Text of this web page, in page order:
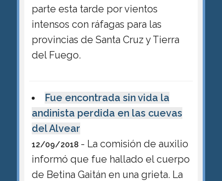
parte esta tarde por vientos
intensos con ráfagas para las
provincias de Santa Cruz y Tierra
del Fuego.
Fue encontrada sin vida la
andinista perdida en las cuevas
del Alvear
12/09/2018 - La comisión de auxilio
informó que fue hallado el cuerpo
de Betina Gaitán en una grieta. La